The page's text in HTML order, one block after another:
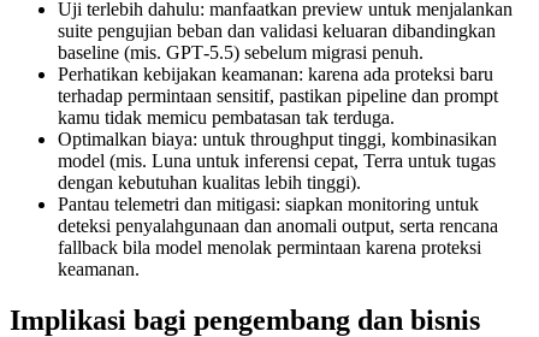
Uji terlebih dahulu: manfaatkan preview untuk menjalankan
suite pengujian beban dan validasi keluaran dibandingkan
baseline (mis. GPT‑5.5) sebelum migrasi penuh.
Perhatikan kebijakan keamanan: karena ada proteksi baru
terhadap permintaan sensitif, pastikan pipeline dan prompt
kamu tidak memicu pembatasan tak terduga.
Optimalkan biaya: untuk throughput tinggi, kombinasikan
model (mis. Luna untuk inferensi cepat, Terra untuk tugas
dengan kebutuhan kualitas lebih tinggi).
Pantau telemetri dan mitigasi: siapkan monitoring untuk
deteksi penyalahgunaan dan anomali output, serta rencana
fallback bila model menolak permintaan karena proteksi
keamanan.
Implikasi bagi pengembang dan bisnis